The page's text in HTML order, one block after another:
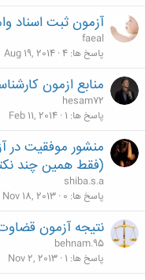
آزمون ثبت اسناد
faeal
پاسخ ها 4
Aug 19, 2014
منابع ازمون
hesam72
پاسخ ها 1
Feb 11, 2014
(فقط همین چند
shiba.s.a
پاسخ ها 0
Nov 18, 2013
نتیجه آزمون قضاوت 92، دی ماه اعلام
behnam.95
پاسخ ها 1
Nov 2, 2013